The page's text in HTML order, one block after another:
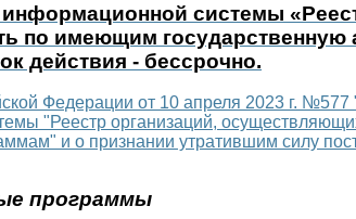
информационной системы
по имеющим
действия - бессрочно.
Федерации от 10 апреля 2023 г.
"Реестр организаций,
и о признании утратившим силу
программы